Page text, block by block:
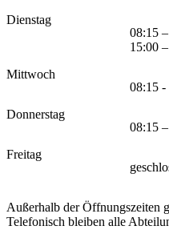
Dienstag
08:15
15:00
Mittwoch
08:15
Donnerstag
08:15
Freitag
Außerhalb der Öffnungszeiten
Telefonisch bleiben alle